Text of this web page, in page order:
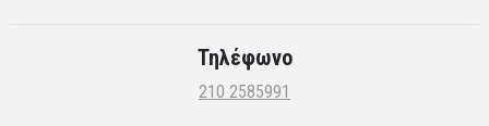
Τηλέφωνο
210 2585991